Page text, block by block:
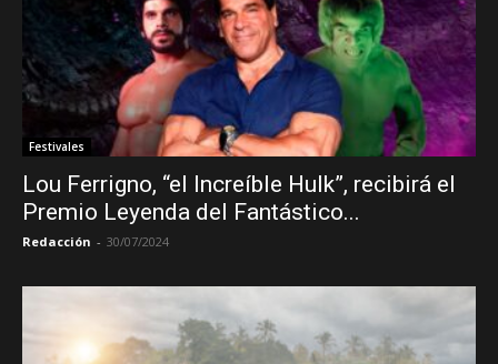
Festivales
Lou Ferrigno, “el Increíble Hulk”, recibirá el
Premio Leyenda del Fantástico...
Redacción - 30/07/2024